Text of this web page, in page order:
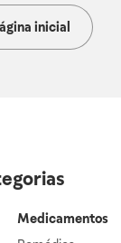
inicial
Medicamentos